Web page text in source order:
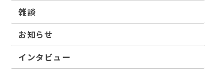
雑談
お知らせ
インタビュー